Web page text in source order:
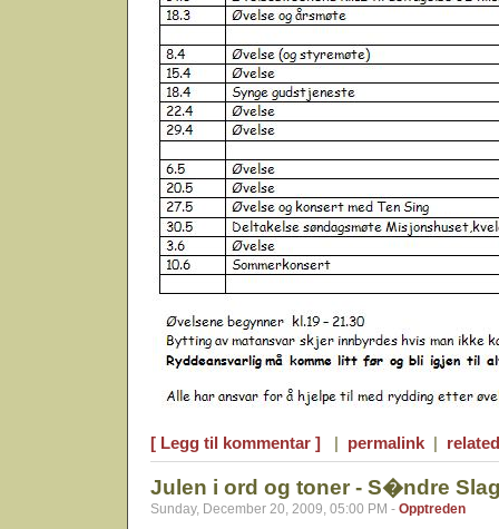
[ Legg til kommentar ] | permalink |
Julen i ord og toner - S�ndre
Sunday, December 20, 2009, 05:00 PM - Opptreden